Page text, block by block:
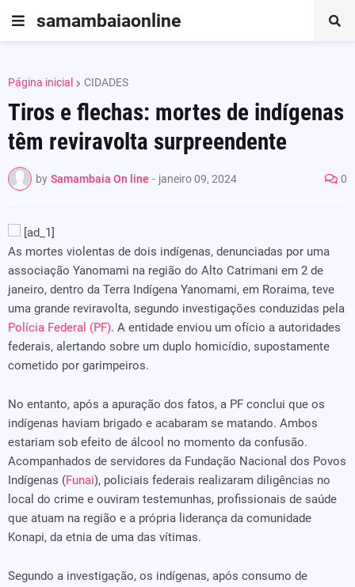
samambaiaonline
Página inicial CIDADES
Tiros e flechas: mortes de indígenas
têm reviravolta surpreendente
by Samambaia On line - janeiro 09, 2024 0
[ad_1]
As mortes violentas de dois indígenas, denunciadas por uma
associação Yanomami na região do Alto Catrimani em 2 de
janeiro, dentro da Terra Indígena Yanomami, em Roraima, teve
uma grande reviravolta, segundo investigações conduzidas pela
Polícia Federal (PF). A entidade enviou um ofício a autoridades
federais, alertando sobre um duplo homicídio, supostamente
cometido por garimpeiros.
No entanto, após a apuração dos fatos, a PF conclui que os
indígenas haviam brigado e acabaram se matando. Ambos
estariam sob efeito de álcool no momento da confusão.
Acompanhados de servidores da Fundação Nacional dos Povos
Indígenas (Funai), policiais federais realizaram diligências no
local do crime e ouviram testemunhas, profissionais de saúde
que atuam na região e a própria liderança da comunidade
Konapi, da etnia de uma das vítimas.
Segundo a investigação, os indígenas, após consumo de